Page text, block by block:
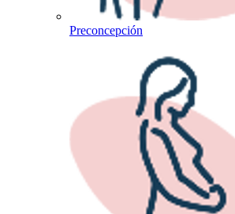
Preconcepción